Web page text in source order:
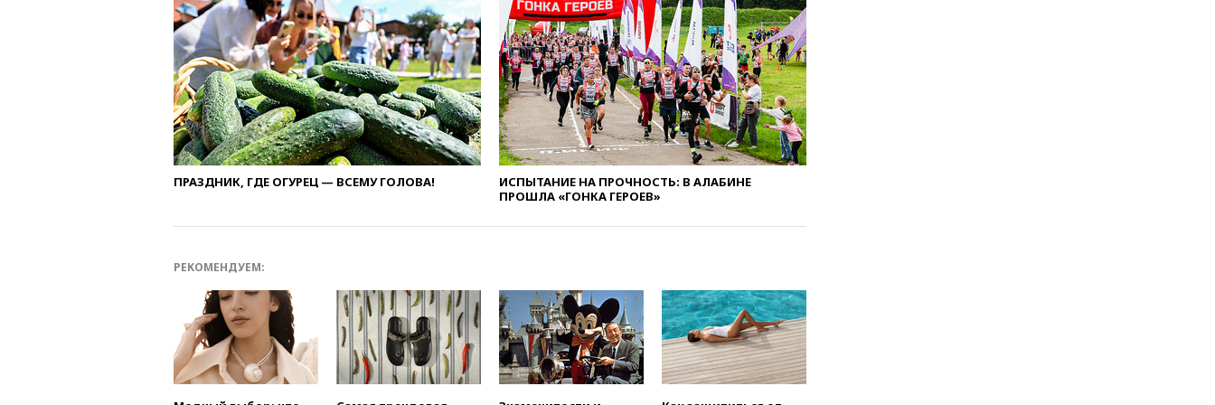
13:19 WP: Трамп определился
со своим преемником
13:13СК возбудил дело по
факту гибели женщины и
ребенка в Раменском
12:57В Луганске при ракетном
ударе ВСУ по складу
пострадали пять человек
12:44МВД: число
преступлений, связанных с
ребенок погибли при падении
из окна
12:22
В России с 1 сентября
изменятся билеты на
общественный транспорт
Иран и Оман
ПРАЗДНИК, ГДЕ ОГУРЕЦ — ВСЕМУ ГОЛОВА!
ИСПЫТАНИЕ НА ПРОЧНОСТЬ: В АЛАБИНЕ
ПРОШЛА «ГОНКА ГЕРОЕВ»
РЕКОМЕНДУЕМ: